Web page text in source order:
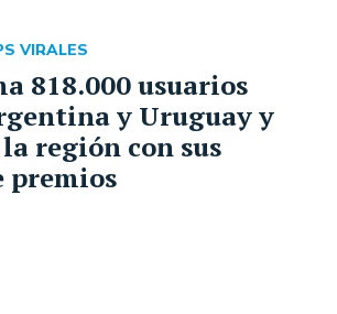
818.000 usuarios
y Uruguay y
región con sus
premios
VIRALES